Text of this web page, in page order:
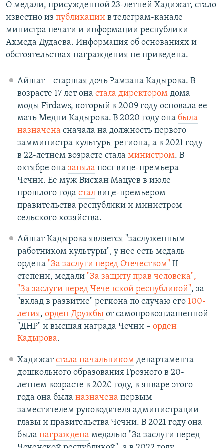
О медали, присужденной 23-летней Хадижат, стало
известно из публикации в телеграм-канале
министра печати и информации республики
Ахмеда Дудаева. Информация об основаниях и
обстоятельствах награждения не приведена.
Айшат – старшая дочь Рамзана Кадырова. В
возрасте 17 лет она стала директоромдома
моды Firdaws, который в 2009 году основала ее
мать Медни Кадырова. В 2020 году она была
назначена сначала на должность первого
замминистра культуры региона, а в 2021 году
в 22-летнем возрасте стала министром. В
октябре она заняла пост вице-премьера
Чечни. Ее муж Висхан Мацуев в июле
прошлого года сталвице-премьером
правительства республики и министром
сельского хозяйства.
Айшат Кадырова является "заслуженным
работником культуры", у нее есть медаль
ордена "За заслуги перед Отечеством" II
степени, медали "За защиту прав человека",
"За заслуги перед Чеченской республикой", за
"вклад в развитие" региона по случаю его 100-
летия, орден Дружбыот самопровозглашенной
"ДНР" и высшая награда Чечни – орден
Кадырова.
Хадижатстала начальникомдепартамента
дошкольного образования Грозного в 20-
летнем возрасте в 2020 году, в январе этого
года она была назначена первым
заместителем руководителя администрации
главы и правительства Чечни. В 2021 году она
была награждена медалью "За заслуги перед